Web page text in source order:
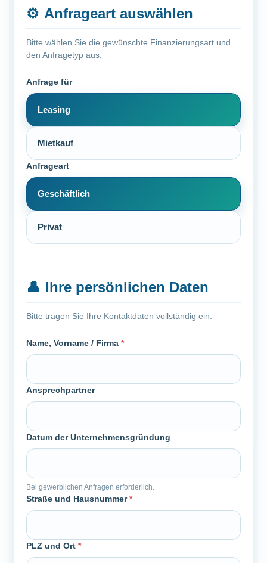
⚙️ Anfrageart auswählen
Bitte wählen Sie die gewünschte Finanzierungsart und
den Anfragetyp aus.
Anfrage für
Leasing
Mietkauf
Anfrageart
Geschäftlich
Privat
👤 Ihre persönlichen Daten
Bitte tragen Sie Ihre Kontaktdaten vollständig ein.
Name, Vorname / Firma *
Ansprechpartner
Datum der Unternehmensgründung
Bei gewerblichen Anfragen erforderlich.
Straße und Hausnummer*
PLZ und Ort *